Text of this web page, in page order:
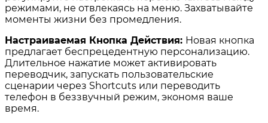
режимами, не отвлекаясь на меню. Захватывайте
моменты жизни без промедления.
Настраиваемая Кнопка Действия: Новая кнопка
предлагает беспрецедентную персонализацию.
Длительное нажатие может активировать
переводчик, запускать пользовательские
сценарии через Shortcuts или переводить
телефон в беззвучный режим, экономя ваше
время.